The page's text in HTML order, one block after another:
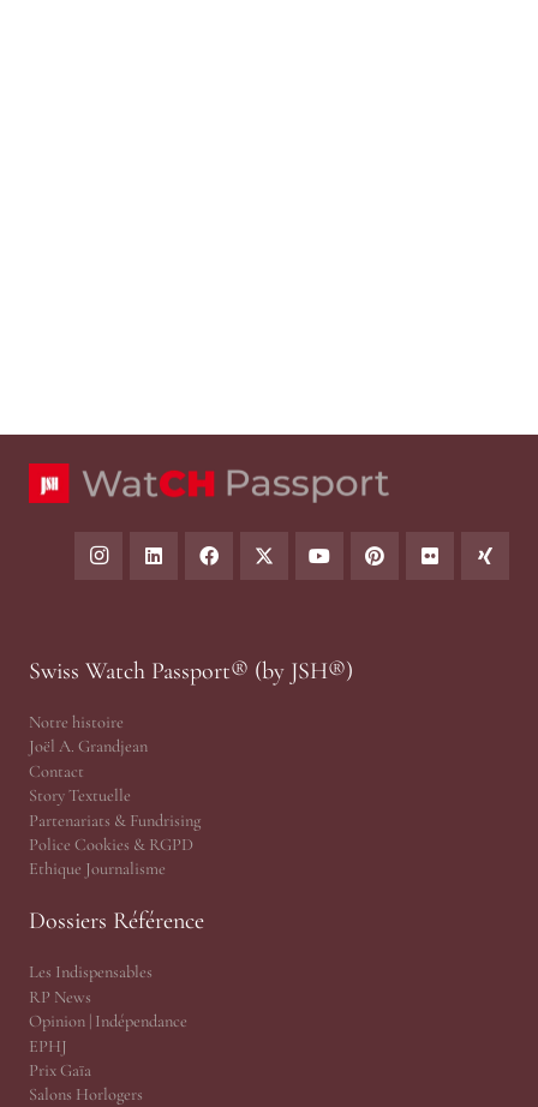
Swiss Watch Passport® (by JSH®)
Notre histoire
Joël A. Grandjean
Contact
Story Textuelle
Partenariats & Fundrising
Police Cookies & RGPD
Ethique Journalisme
Dossiers Référence
Les Indispensables
RP News
Opinion | Indépendance
EPHJ
Prix Gaïa
Salons Horlogers